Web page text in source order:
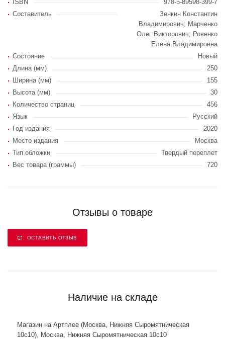
ISBN
978-5-89598-399-7
Составитель
Зенкин Константин
Владимирович; Марченко
Олег Викторович; Ровенко
Елена Владимировна
Состояние
Новый
Длина (мм)
250
Ширина (мм)
155
Высота (мм)
30
Количество страниц
456
Язык
Русский
Год издания
2020
Место издания
Москва
Тип обложки
Твердый переплет
Вес товара (граммы)
720
Отзывы о товаре
ОСТАВИТЬ ОТЗЫВ
Наличие на складе
Магазин на Артплее (Москва, Нижняя Сыромятническая
10с10), Москва, Нижняя Сыромятническая 10с10